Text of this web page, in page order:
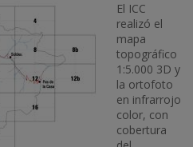
El ICC
realizó el
mapa
topográfico
1:5.000 3D y
la ortofoto
en infrarrojo
color, con
cobertura